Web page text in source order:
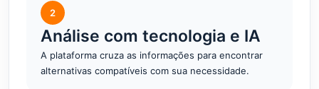
2
Análise com tecnologia e IA
A plataforma cruza as informações para encontrar
alternativas compatíveis com sua necessidade.